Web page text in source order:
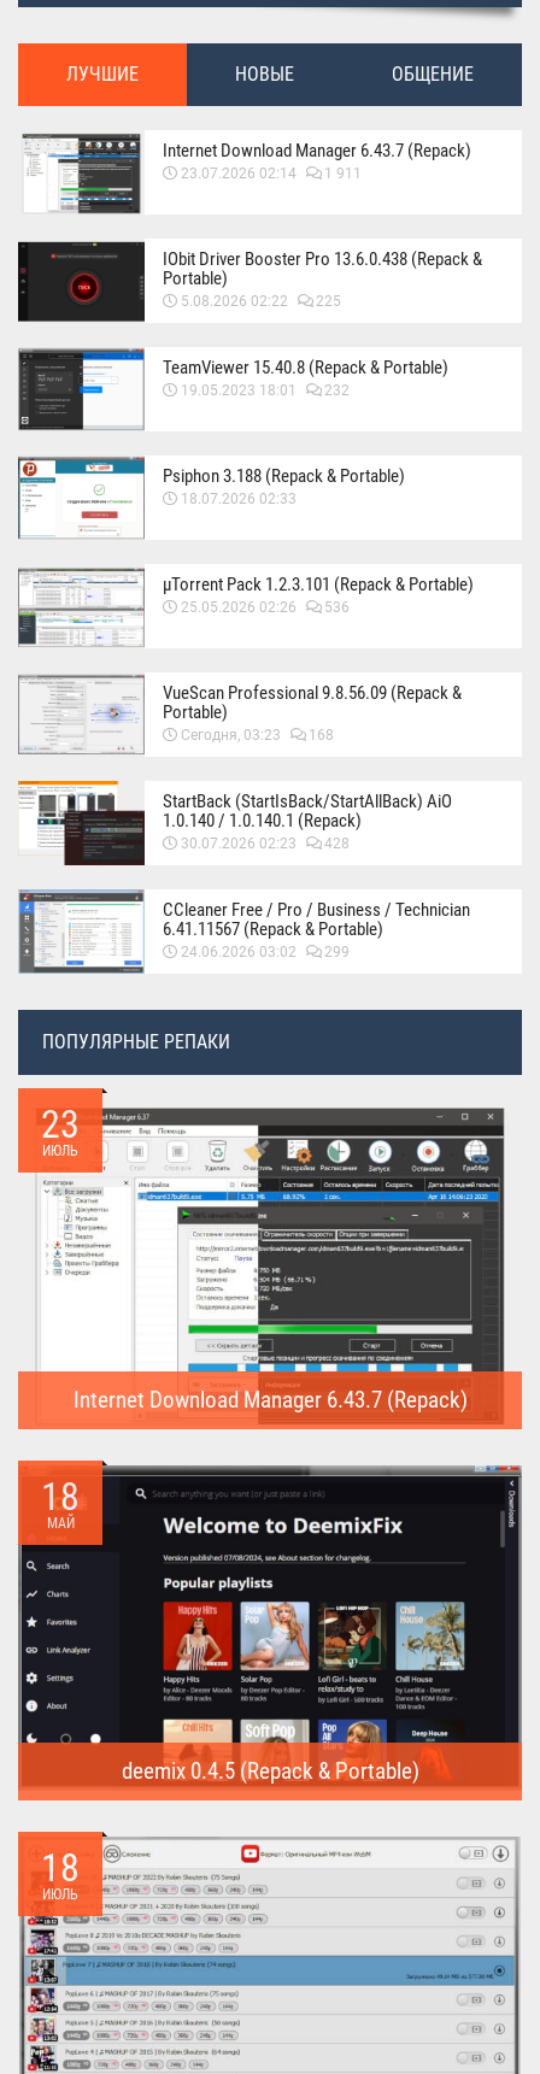
ЛУЧШИЕ НОВЫЕ ОБЩЕНИЕ
Internet Download Manager 6.43.7 (Repack)
23.07.2026 02:14 1 911
IObit Driver Booster Pro 13.6.0.438 (Repack &
Portable)
5.08.2026 02:22 225
TeamViewer 15.40.8 (Repack & Portable)
19.05.2023 18:01 232
Psiphon 3.188 (Repack & Portable)
18.07.2026 02:33
µTorrent Pack 1.2.3.101 (Repack & Portable)
25.05.2026 02:26 536
VueScan Professional 9.8.56.09 (Repack &
Portable)
Сегодня, 03:23 168
StartBack (StartIsBack/StartAllBack) AiO
1.0.140 / 1.0.140.1 (Repack)
30.07.2026 02:23 428
CCleaner Free / Pro / Business / Technician
6.41.11567 (Repack & Portable)
24.06.2026 03:02 299
ПОПУЛЯРНЫЕ РЕПАКИ
23
ИЮЛЬ
Internet Download Manager 6.43.7 (Repack)
предназначена для...
18
МАЙ
deemix 0.4.5 (Repack & Portable)
треки...
18
ИЮЛЬ